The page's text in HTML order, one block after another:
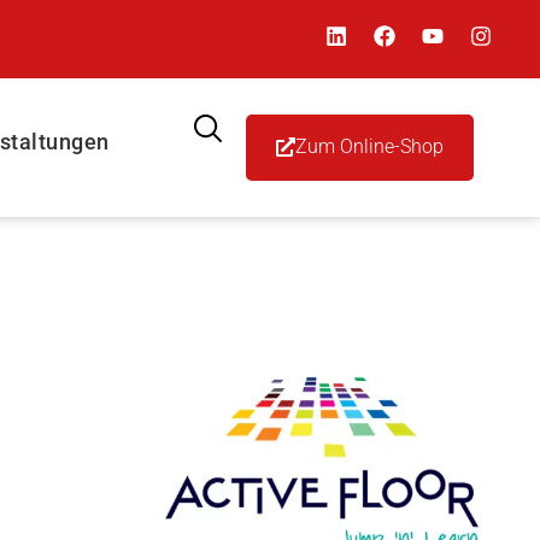
Zum Online-Shop